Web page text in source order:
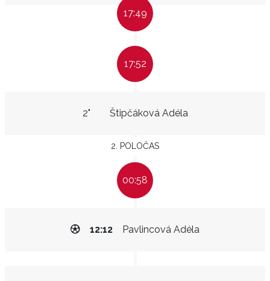
17:49
17:52
Štipčáková Adéla
2"
2. POLOČAS
00:58
Pavlincová Adéla
12:12